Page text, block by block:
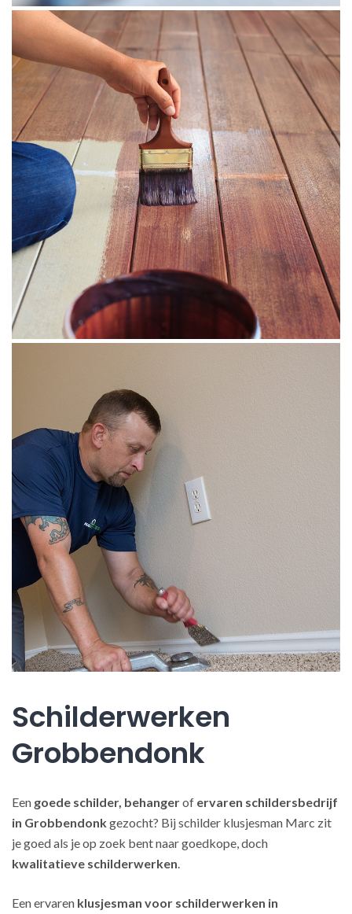
Schilderwerken
Grobbendonk
Een goede schilder, behangerof ervaren schildersbedrijf
in Grobbendonkgezocht? Bij schilder klusjesman Marc zit
je goed als je op zoek bent naar goedkope, doch
kwalitatieve schilderwerken.
Een ervaren klusjesman voor schilderwerken in